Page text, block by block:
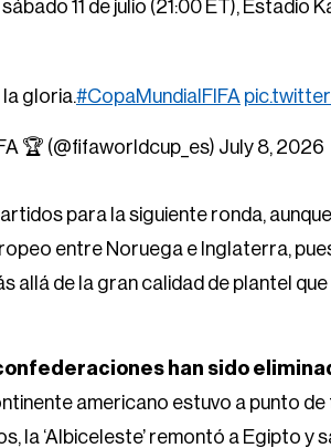
11 de julio (21:00 ET), Estadio
la gloria.#CopaMundialFIFA
🏆 (@fifaworldcup_es) July 8, 2026
para la siguiente ronda,
entre Noruega e Inglaterra,
allá de la gran calidad de plantel
han sido
americano estuvo a punto
la ‘Albiceleste’ remontó a Egipto y